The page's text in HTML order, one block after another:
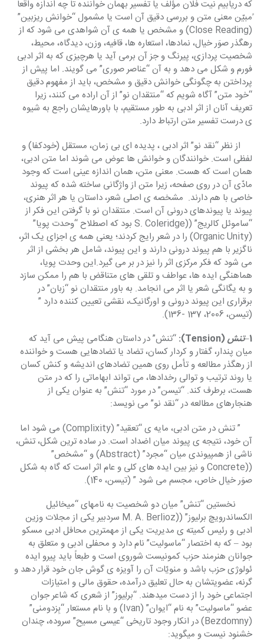
که دریابیم نیت فلان مؤلف یا تفسیر بهمان خواننده تا چه اندازه واقعا
ًمبیّن معنی متن و بررسی دقیق آن است یا مشمول “خوانش ریزبین”
(Close Reading) و مشخص یا همه ی آن شواهدی می شود که از
رهگذر صوَر خیال، نمادها، استعاره ها، قافیه، وزن، دیدگاه، محیط،
شخصیت پردازی، پیرنگ و جز آن برمی آید یا هرچیزی که به اثر ادبی
فورم و شکل می دهد و به آن “عناصر صوری” می گویند. اما پیش از
پرداختن به چگونگی خوانش دقیق و مشخص، باید از مفهوم دقیق
“خود متن” آگاه شویم که “منتقدان نو” از آن اراده می کنند، زیرا
تعریف آنان از اثر ادبی به طور مستقیم، با باورهایشان راجع به شیوه
ی درست تفسیر متن ارتباط دارد.
از نظر “نقد نو” اثر ادبی ، پدیده ای بی زمان، مستقل (خودکفا) و
لفظی است. خوانندگان و خوانش ها عوض می شوند اما متن ادبی،
همان است که هست. معنی متن، همان اندازه عینی است که وجود
مادّی آن در روی صفحه، زیرا متن از واژگانی ساخته شده که پیوند
خاصی با هم دارند. مشخصه ی اصلی شعر، داستان یا هر اثر هنری،
پیوند یا پیوندهای درونی آن است. منتقدان نو با گرفتن این فکر از
“ساموئل کالریج” ((S. Coleridge بود که اصطلاح “وحدت پویا”
(Organic Unity) را در شعر رایج کردند؛ یعنی همه ی اجزای یک اثر،
ناگزیر با هم پیوند درونی دارند و این پیوند، شامل هر بخشی از اثر
می شود که فکر مرکزی اثر را نیز در بر می گیرد.این وحدت پویا،
هماهنگی ایده ها، عواطف و تلقی های متناقض با هم را ممکن سازد
و به یگانگی شعر یا اثر می انجامد. به باور منتقدان نو “زبان” در
برقراری این پیوند درونی و اورگانیک، نقشی تعیین کننده دارد ”
(تیسن، 2006، 137 -136).
1
–تنش (Tension):
“تنش” در داستان هنگامی پیش می آید که
میان پندار، گفتار و کردار کسان، تضاد یا تضادهایی هست و خواننده
از رهگذر مطالعه و تأمل روی همین تضادهای اندیشه و کنش کسان
یا روند ترتیب و توالی رخدادها، می تواند ابهاماتی را که در متن
هست، برطرف کند. “تیسن” در مورد “تنش” به عنوان یکی از
هنجارهای مطالعه در “نقد نو” می نویسد:
” تنش در متن ادبی، مایه ی “تعقید” (Complixity) می شود اما
آن خود، نتیجه ی پیوند میان اضداد است. در ساده ترین شکل، تنش،
ناشی از همپیوندی میان “مجرد” (Abstract) و “مشخص”
((Concrete و نیز بین ایده های کلی و عام اثر است که گاه به شکل
صوَر خیال خاص، مجسم می شود ” (تیسن، 140).
نخستین “تنش” میان دو شخصیت به نامهای “میخائیل
الکساندرویچ برلیوز” ((M. A. Berlioz سردبیر یکی از مجلات وزین
ادبی و رئیس کمیته ی مدیریت یکی از مهمترین محافل ادبی مسکو
بود – که به اختصار “ماسولیت” نام دارد و محفلی ادبی و متعلق به
جوانان هنرمند حزب کمونیست شوروی است و طبعاً باید پیرو ایده
ئولوژی حزب باشد و منویّات آن را آویزه ی گوش جان خود قرار دهد و
گرنه، عضویتشان به حال تعلیق درآمده، حقوق مالی و امتیازات
اجتماعی خود را از دست میدهند. “برلِیوز” از شعری که شاعر جوان
عضو “ماسولیت” به نام “ایوان” (Ivan) و با نام مستعار “بِزدومنی”
(Bezdomny) در انکار وجود تاریخی “عیسی مسیح” سروده، چندان
خشنود نیست و میگوید: